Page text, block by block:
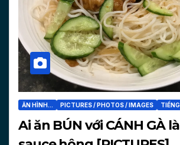
ĂN HÌNH... PICTURES / PHOTOS / IMAGES
Ai ăn BÚN với CÁNH GÀ